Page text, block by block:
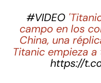
#VIDEO
campo en los
China, una
Titanic empieza
https://